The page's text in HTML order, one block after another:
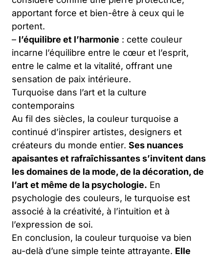
apportant force et bien-être à ceux qui le
portent.
– l’équilibre et l’harmonie : cette couleur
incarne l’équilibre entre le cœur et l’esprit,
entre le calme et la vitalité, offrant une
sensation de paix intérieure.
Turquoise dans l’art et la culture
contemporains
Au fil des siècles, la couleur turquoise a
continué d’inspirer artistes, designers et
créateurs du monde entier. Ses nuances
apaisantes et rafraîchissantes s’invitent dans
les domaines de la mode, de la décoration, de
l’art et même de la psychologie. En
psychologie des couleurs, le turquoise est
associé à la créativité, à l’intuition et à
l’expression de soi.
En conclusion, la couleur turquoise va bien
au-delà d’une simple teinte attrayante. Elle